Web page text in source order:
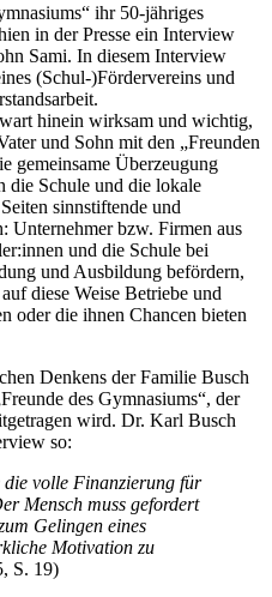
ihr 50-jähriges
in der Presse ein Interview
Sami. In diesem Interview
(Schul-)Fördervereins und
hinein wirksam und wichtig,
und Sohn mit den „Freunden
gemeinsame Überzeugung
die Schule und die lokale
sinnstiftende und
Unternehmer bzw. Firmen aus
und die Schule bei
und Ausbildung befördern,
diese Weise Betriebe und
oder die ihnen Chancen bieten
Denkens der Familie Busch
des Gymnasiums“, der
wird. Dr. Karl Busch
so:
die volle Finanzierung für
Mensch muss gefordert
Gelingen eines
Motivation zu
S. 19)